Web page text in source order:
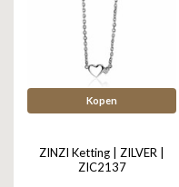
Kopen
ZINZI Ketting | ZILVER |
ZIC2137